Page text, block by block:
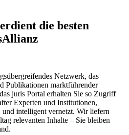
die besten
Netzwerk, das
Publikationen marktführender
juris Portal erhalten Sie so Zugriff
Experten und Institutionen,
und intelligent vernetzt. Wir liefern
relevanten Inhalte – Sie bleiben